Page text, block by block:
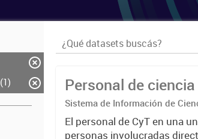
Personal de
Sistema de Información de
El personal de CyT en una
personas involucradas